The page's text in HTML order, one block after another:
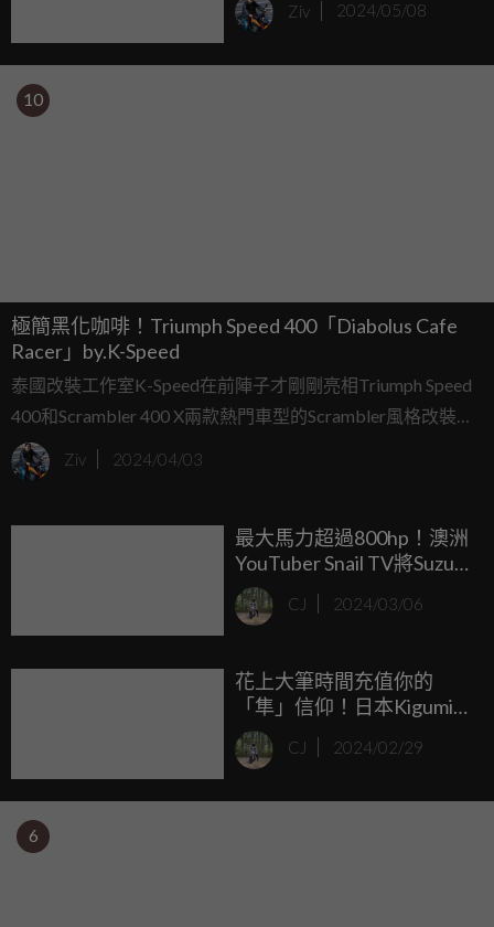
格！
Ziv 2024/05/08
10
極簡黑化咖啡！Triumph Speed 400「Diabolus Cafe
Racer」by.K-Speed
泰國改裝工作室K-Speed在前陣子才剛剛亮相Triumph Speed
400和Scrambler 400 X兩款熱門車型的Scrambler風格改裝作
品，近日手癢的K-Speed又帶來最新的Speed 400「Diabolus
Cafe Racer」，與先前的粗獷Scrambler風格不同，這次以極
Ziv 2024/04/03
最大馬力超過800hp！澳洲
YouTuber Snail TV將Suzuki
Hayabusa引擎裝上卡丁車
CJ 2024/03/06
花上大筆時間充值你的
「隼」信仰！日本Kigumi
推出Suzuki Hayabusa木製
模型
CJ 2024/02/29
6